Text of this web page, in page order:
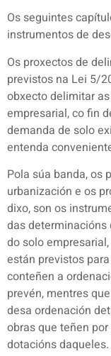
Os seguintes
instrumentos de
Os proxectos de
previstos na Lei 5/
obxecto delimitar
empresarial, co fin
demanda de solo
entenda
Pola súa banda, os
urbanización e os
dixo, son os
das determinacións
do solo
están previstos
conteñen a
prevén, mentres
desa ordenación
obras que teñen
dotacións daqueles.